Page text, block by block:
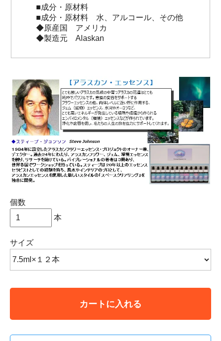
■成分・原材料
■成分・原材料 水、アルコール、その他
◆原産国 アメリカ
◆製造元 Alaskan
個数
本
サイズ
カートに入れる